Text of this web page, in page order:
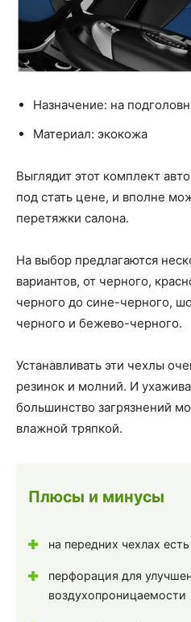
Назначение: на
Материал: экокожа
Выглядит этот комплект
под стать цене, и вполне
перетяжки салона.
На выбор предлагаются
вариантов, от черного,
черного до сине-черного,
черного и бежево-черного.
Устанавливать эти чехлы
резинок и молний. И
большинство загрязнений
влажной тряпкой.
Плюсы и минусы
на передних чехлах
перфорация для
воздухопроницаемости